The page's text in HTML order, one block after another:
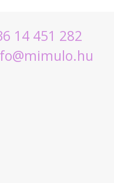
14 451 282